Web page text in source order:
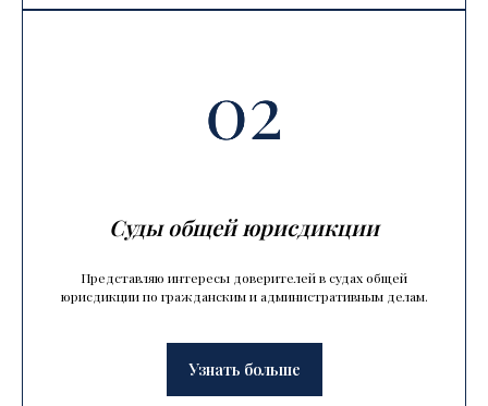
Суды общей юрисдикции
Представляю интересы доверителей в судах общей
юрисдикции по гражданским и административным делам.
Узнать больше